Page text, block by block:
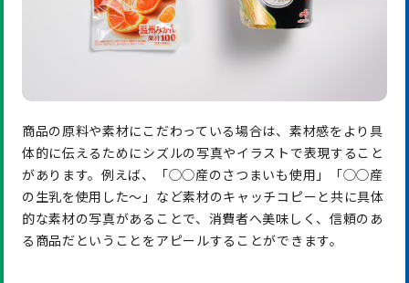
商品の原料や素材にこだわっている場合は、素材感をより具
体的に伝えるためにシズルの写真やイラストで表現すること
があります。例えば、「◯◯産のさつまいも使用」「◯◯産
の生乳を使用した〜」など素材のキャッチコピーと共に具体
的な素材の写真があることで、消費者へ美味しく、信頼のあ
る商品だということをアピールすることができます。